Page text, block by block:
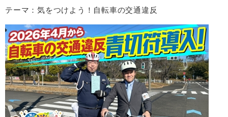
テーマ：気をつけよう！自転車の交通違反